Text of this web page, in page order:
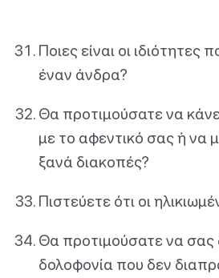
Ποιες είναι οι ιδιότητες
έναν άνδρα?
Θα προτιμούσατε να
με το αφεντικό σας ή να
ξανά διακοπές?
Πιστεύετε ότι οι
Θα προτιμούσατε να σας
δολοφονία που δεν